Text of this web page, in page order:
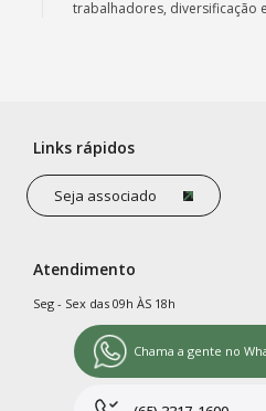
trabalhadores, diversificação
Links rápidos
Seja associado
Atendimento
Seg - Sex das 09h ÀS 18h
Chama a gente no